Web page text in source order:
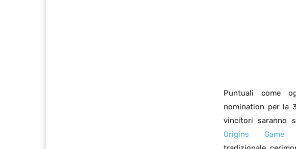
Puntuali come
nomination per la
vincitori saranno
Origins Game